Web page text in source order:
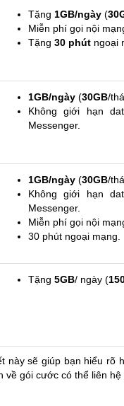
Tặng 1GB/ngày (
Miễn phí gọi nội
Tặng 30 phút ngoại
1GB/ngày (30GB/
Không giới hạn
Messenger.
1GB/ngày (30GB/
Không giới hạn
Messenger.
Miễn phí gọi nội
30 phút ngoại mạng.
Tặng 5GB/ ngày (
này sẽ giúp bạn hiểu rõ
về gói cước có thể liên